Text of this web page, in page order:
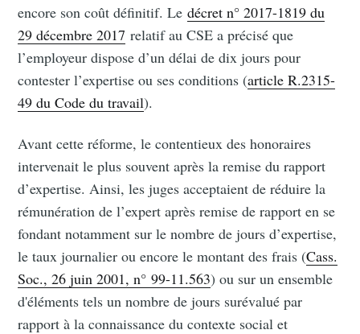
encore son coût définitif. Ledécret n° 2017-1819 du
29 décembre 2017 relatif au CSE a précisé que
l’employeur dispose d’un délai de dix jours pour
contester l’expertise ou ses conditions (article R.2315-
49 du Code du travail).
Avant cette réforme, le contentieux des honoraires
intervenait le plus souvent après la remise du rapport
d’expertise. Ainsi, les juges acceptaient de réduire la
rémunération de l’expert après remise de rapport en se
fondant notamment sur le nombre de jours d’expertise,
le taux journalier ou encore le montant des frais (Cass.
Soc., 26 juin 2001, n° 99-11.563) ou sur un ensemble
d'éléments tels un nombre de jours surévalué par
rapport à la connaissance du contexte social et